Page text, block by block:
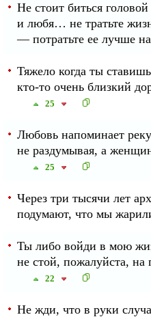
Не стоит биться
и любя… не тратьте
— потратьте ее лучше
Тяжело когда ты
кто-то очень близкий
25
Любовь напоминает
не раздумывая, а
25
Через три тысячи лет
подумают, что мы
Ты либо войди в мою
не стой, пожалуйста, на
22
Не жди, что в руки